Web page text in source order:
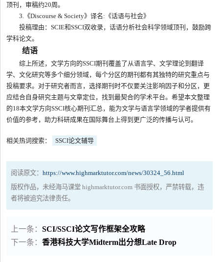
顶刊，审稿约20周。
3.《Discourse & Society》译名:《话语与社会》
投稿理由：SCIE和SSCI双收录，话语分析社会科学领域顶刊，鼓励跨
学科论文。
结语
综上所述，文学方向的SSCI期刊覆盖了从语言学、文学理论到翻译
学、文化研究等多个细分领域，每个分区的期刊都有其独特的研究重点与
投稿要求。对于研究者而言，选择期刊时不仅要关注影响因子和分区，更
应结合自身研究主题与文章定位，找到最契合的学术平台。希望本文整理
的18本文学方向SSCI核心期刊汇总，能为文学与语言学领域的学者提供有
价值的参考，助力科研成果在国际舞台上得到更广泛的传播与认可。
相关热词搜索： SSCI论文辅导
阅读原文：https://www.highmarktutor.com/news/30324_56.html
版权作品，未经海马课堂 highmarktutor.com 书面授权，严禁转载，违
者将被追究法律责任。
上一条：SCI/SSCI论文写作框架全攻略
下一条：香港科技大学Midterm出分想Late Drop